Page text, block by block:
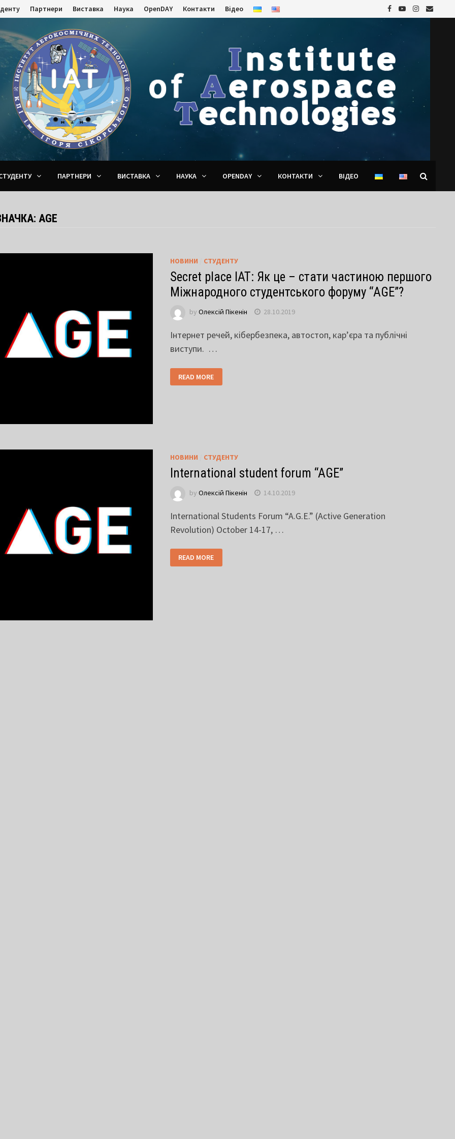
Партнери Виставка Наука OpenDAY Контакти Відео
ПАРТНЕРИ ВИСТАВКА НАУКА OPENDAY КОНТАКТИ ВІДЕО
AGE
НОВИНИ СТУДЕНТУ
Secret place ІАТ: Як це – стати частиною першого
Міжнародного студентського форуму “AGE”?
by Олексій Пікенін 28.10.2019
Інтернет речей, кібербезпека, автостоп, кар’єра та публічні
виступи. …
READ MORE
НОВИНИ СТУДЕНТУ
International student forum “AGE”
by Олексій Пікенін 14.10.2019
International Students Forum “A.G.E.” (Active Generation
Revolution) October 14-17, …
READ MORE